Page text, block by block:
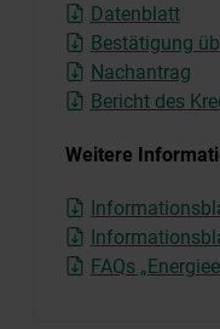
Datenblatt
Bestätigung
Nachantrag
Bericht des
Weitere
FAQs